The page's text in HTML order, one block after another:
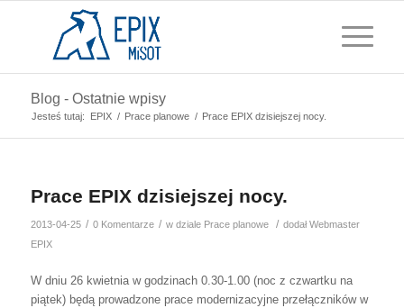
Blog - Ostatnie wpisy
Jesteś tutaj: EPIX / Prace planowe / Prace EPIX dzisiejszej nocy.
Prace EPIX dzisiejszej nocy.
2013-04-25 / 0 Komentarze / w dziale Prace planowe / dodałWebmaster
EPIX
W dniu 26 kwietnia w godzinach 0.30-1.00 (noc z czwartku na
piątek) będą prowadzone prace modernizacyjne przełączników w